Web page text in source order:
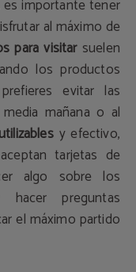
es importante tener
al máximo de
para visitarsuelen
los productos
evitar las
mañana o al
y efectivo,
tarjetas de
algo sobre los
preguntas
el máximo partido